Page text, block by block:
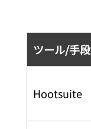
ツール/手段
Hootsuite